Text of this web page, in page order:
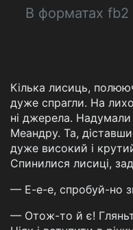
В форматах
Кілька лисиць,
дуже спрагли. На
ні джерела.
Меандру. Та,
дуже високий і
Спинилися лисиці,
— Е-е-е, спробуй-но
— Отож-то й є!